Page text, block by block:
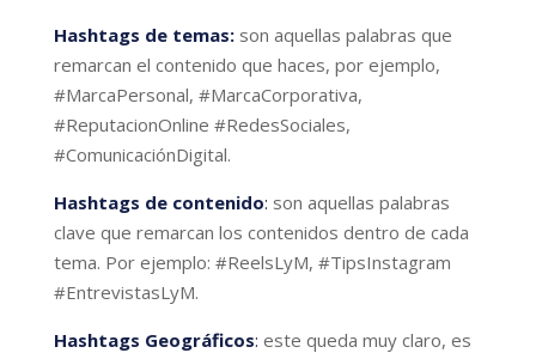
Hashtags de temas: son aquellas palabras que
remarcan el contenido que haces, por ejemplo,
#MarcaPersonal, #MarcaCorporativa,
#ReputacionOnline #RedesSociales,
#ComunicaciónDigital.
Hashtags de contenido: son aquellas palabras
clave que remarcan los contenidos dentro de cada
tema. Por ejemplo: #ReelsLyM, #TipsInstagram
#EntrevistasLyM.
Hashtags Geográficos: este queda muy claro, es